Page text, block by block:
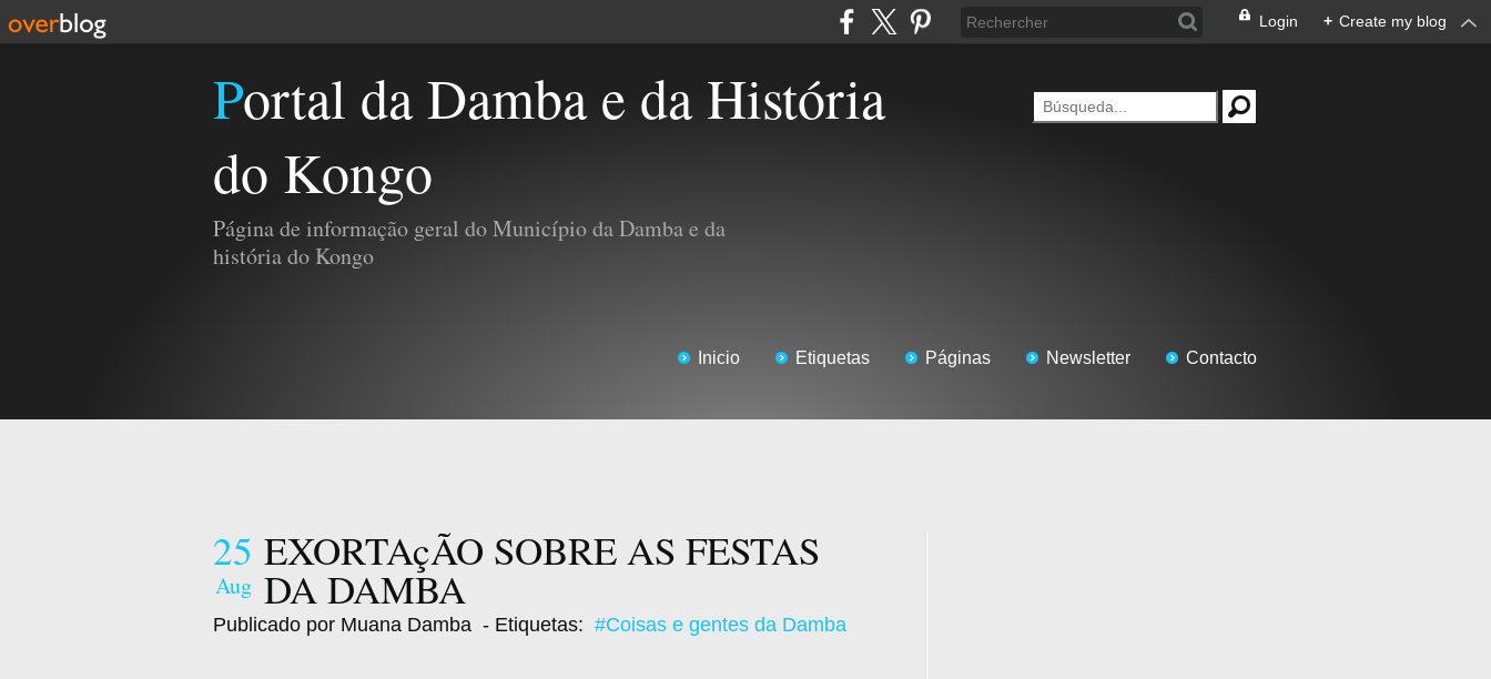
Login + Create my blog
Portal da Damba e da História
do Kongo
Página de informação geral do Município da Damba e da
história do Kongo
Inicio Etiquetas Páginas Newsletter Contacto
25
Aug
EXORTAçÃO SOBRE AS FESTAS
DA DAMBA
Publicado por Muana Damba - Etiquetas: #Coisas e gentes da Damba